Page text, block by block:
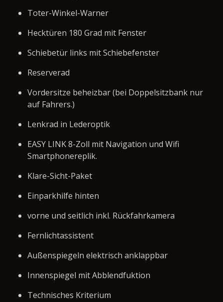
Toter-Winkel-Warner
Hecktüren 180 Grad mit Fenster
Schiebetür links mit Schiebefenster
Reserverad
Vordersitze beheizbar (bei Doppelsitzbank nur
auf Fahrers.)
Lenkrad in Lederoptik
EASY LINK 8-Zoll mit Navigation und Wifi
Smartphonereplik.
Klare-Sicht-Paket
Einparkhilfe hinten
vorne und seitlich inkl. Rückfahrkamera
Fernlichtassistent
Außenspiegeln elektrisch anklappbar
Innenspiegel mit Abblendfuktion
Technisches Kriterium